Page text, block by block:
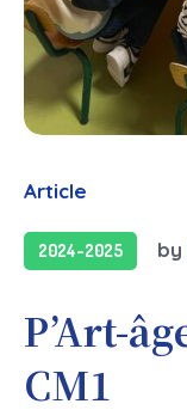
Article
2024-2025 by
P’Art-
CM1